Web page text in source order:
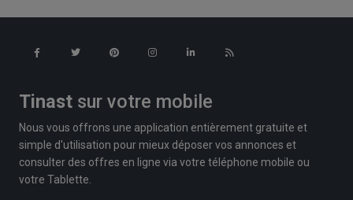
Tinast sur votre mobile
Nous vous offrons une application entièrement gratuite et
simple d'utilisation pour mieux déposer vos annonces et
consulter des offres en ligne via votre téléphone mobile ou
votre Tablette.